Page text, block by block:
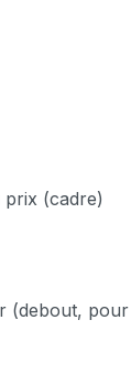
prix (cadre)